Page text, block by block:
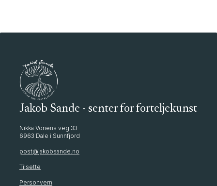
Jakob Sande - senter for forteljekunst
Nikka Vonens veg 33
6963 Dale i Sunnfjord
post@jakobsande.no
Tilsette
Personvern